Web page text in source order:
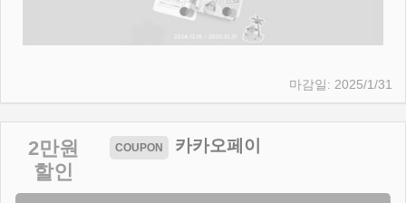
2025/1/31
2만원
할인
카카오페이